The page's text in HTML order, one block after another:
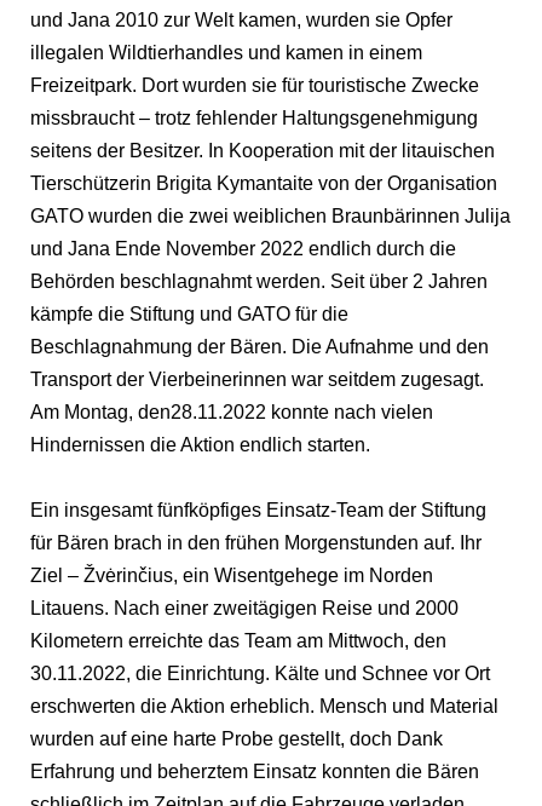
und Jana 2010 zur Welt kamen, wurden sie Opfer
illegalen Wildtierhandles und kamen in einem
Freizeitpark. Dort wurden sie für touristische Zwecke
missbraucht – trotz fehlender Haltungsgenehmigung
seitens der Besitzer. In Kooperation mit der litauischen
Tierschützerin Brigita Kymantaite von der Organisation
GATO wurden die zwei weiblichen Braunbärinnen Julija
und Jana Ende November 2022 endlich durch die
Behörden beschlagnahmt werden. Seit über 2 Jahren
kämpfe die Stiftung und GATO für die
Beschlagnahmung der Bären. Die Aufnahme und den
Transport der Vierbeinerinnen war seitdem zugesagt.
Am Montag, den28.11.2022 konnte nach vielen
Hindernissen die Aktion endlich starten.
Ein insgesamt fünfköpfiges Einsatz-Team der Stiftung
für Bären brach in den frühen Morgenstunden auf. Ihr
Ziel – Žvėrinčius, ein Wisentgehege im Norden
Litauens. Nach einer zweitägigen Reise und 2000
Kilometern erreichte das Team am Mittwoch, den
30.11.2022, die Einrichtung. Kälte und Schnee vor Ort
erschwerten die Aktion erheblich. Mensch und Material
wurden auf eine harte Probe gestellt, doch Dank
Erfahrung und beherztem Einsatz konnten die Bären